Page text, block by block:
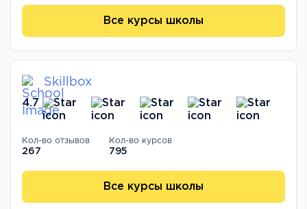
Все курсы школы
Skillbox
4.7
Кол-во отзывов
267
Кол-во курсов
795
Все курсы школы